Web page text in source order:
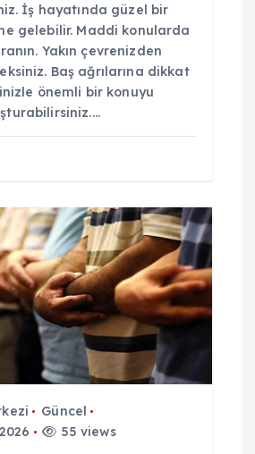
İş hayatında güzel bir
gelebilir. Maddi konularda
Yakın çevrenizden
Baş ağrılarına dikkat
önemli bir konuyu
Güncel
55 views